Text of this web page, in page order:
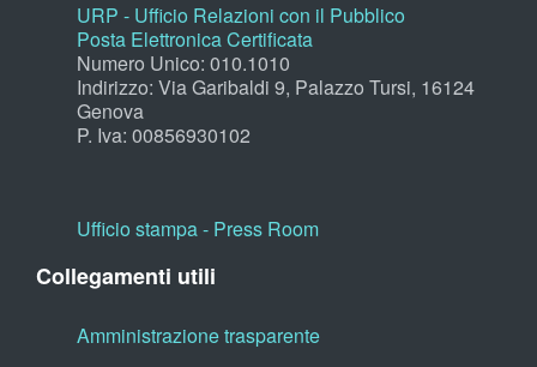
URP - Ufficio Relazioni con il Pubblico
Posta Elettronica Certificata
Numero Unico: 010.1010
Indirizzo: Via Garibaldi 9, Palazzo Tursi, 16124
Genova
P. Iva: 00856930102
Ufficio stampa - Press Room
Collegamenti utili
Amministrazione trasparente